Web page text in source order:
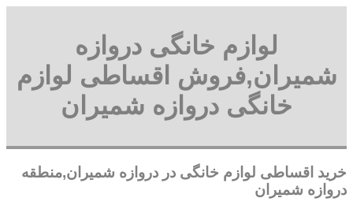
لوازم خانگی دروازه
شمیران,فروش اقساطی لوازم
خانگی دروازه شمیران
خرید اقساطی لوازم خانگی در دروازه شمیران,منطقه
دروازه شمیران